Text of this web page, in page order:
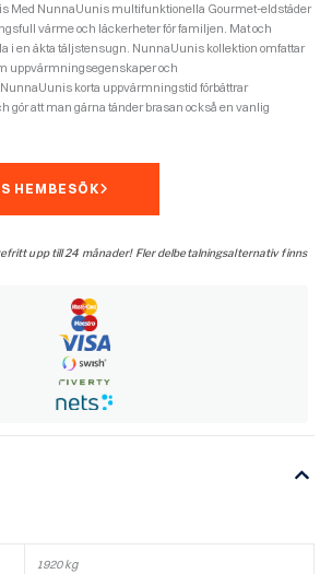
Med NunnaUunis multifunktionella Gourmet-eldstäder
värme och läckerheter för familjen. Mat och
i en äkta täljstensugn. NunnaUunis kollektion omfattar
uppvärmningsegenskaper och
korta uppvärmningstid förbättrar
gör att man gärna tänder brasan också en vanlig
HEMBESÖK
upp till 24 månader! Fler delbetalningsalternativ finns
1920 kg